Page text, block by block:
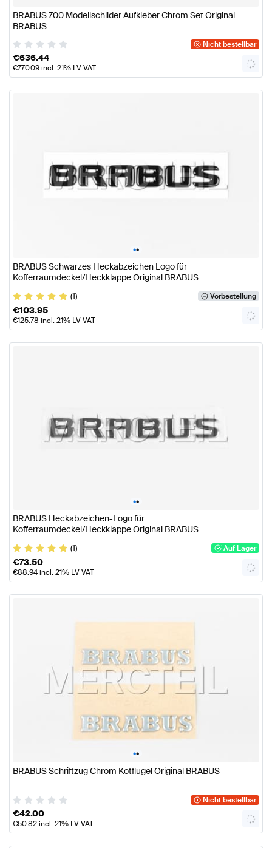
BRABUS 700 Modellschilder Aufkleber Chrom Set Original
BRABUS
Nicht bestellbar
€636.44
€770.09incl. 21% LV VAT
••
BRABUS Schwarzes Heckabzeichen Logo für
Kofferraumdeckel/Heckklappe Original BRABUS
(1)
Vorbestellung
€103.95
€125.78 incl. 21% LV VAT
••
BRABUS Heckabzeichen-Logo für
Kofferraumdeckel/Heckklappe Original BRABUS
(1)
Auf Lager
€73.50
€88.94incl. 21% LV VAT
••
BRABUS Schriftzug Chrom Kotflügel Original BRABUS
Nicht bestellbar
€42.00
€50.82incl. 21% LV VAT